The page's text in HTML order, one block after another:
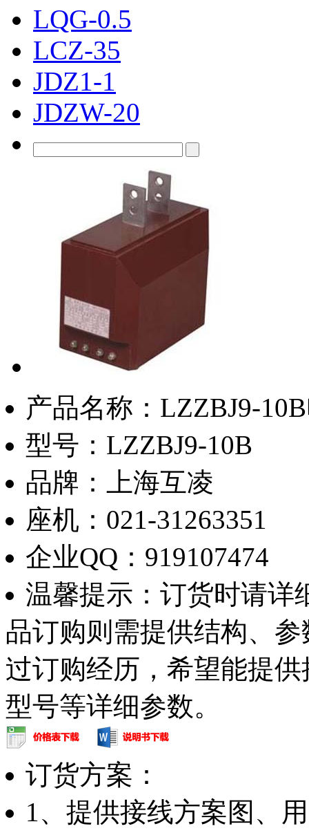
LQG-0.5
LCZ-35
JDZ1-1
JDZW-20
产品名称： LZZBJ9-
型号： LZZBJ9-10B
品牌：
上海互凌
座机： 021-31263351
企业QQ： 919107474
温馨提示： 订货时请详
品订购则需提供结构、
过订购经历，希望能提
型号等详细参数。
订货方案：
1、提供接线方案图、